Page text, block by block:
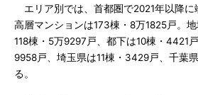
エリア別では、首都圏で2021年以降に
高層マンションは173棟・8万1825戸。
118棟・5万9297戸、都下は10棟・4421
9958戸、埼玉県は11棟・3429戸、千葉
る。